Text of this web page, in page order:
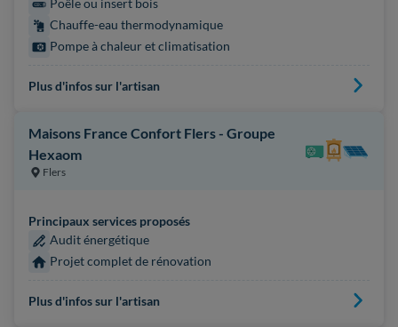
Poêle ou insert bois
Chauffe-eau thermodynamique
Pompe à chaleur et climatisation
Plus d'infos sur l'artisan
Maisons France Confort Flers - Groupe
Hexaom
Flers
Principaux services proposés
Audit énergétique
Projet complet de rénovation
Plus d'infos sur l'artisan